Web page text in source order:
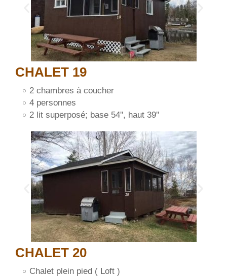
CHALET 19
2 chambres à coucher
4 personnes
2 lit superposé; base 54'', haut 39''
CHALET 20
Chalet plein pied ( Loft )